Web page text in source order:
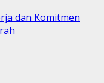
dan Komitmen